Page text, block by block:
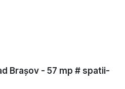
Brașov - 57 mp # spatii-